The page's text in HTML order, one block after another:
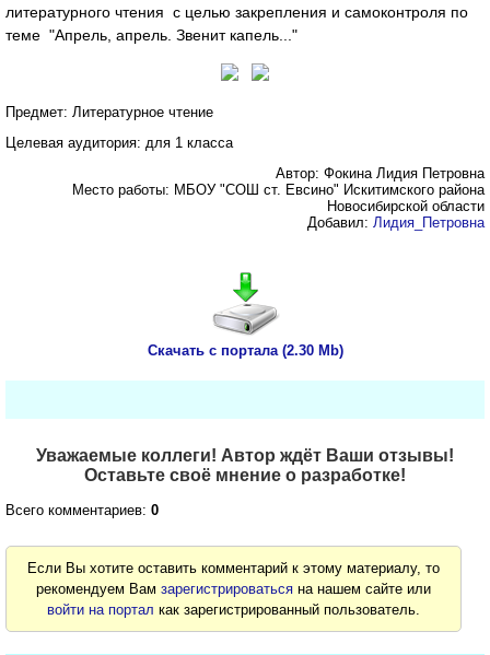
литературного чтения с целью закрепления и самоконтроля по
теме "Апрель, апрель. Звенит капель..."
Предмет: Литературное чтение
Целевая аудитория: для 1 класса
Автор: Фокина Лидия Петровна
Место работы: МБОУ "СОШ ст. Евсино" Искитимского района
Новосибирской области
Добавил: Лидия_Петровна
Скачать с портала (2.30 Mb)
Уважаемые коллеги! Автор ждёт Ваши отзывы!
Оставьте своё мнение о разработке!
Всего комментариев: 0
Если Вы хотите оставить комментарий к этому материалу, то
рекомендуем Вамзарегистрироваться на нашем сайте или
войти на портал как зарегистрированный пользователь.